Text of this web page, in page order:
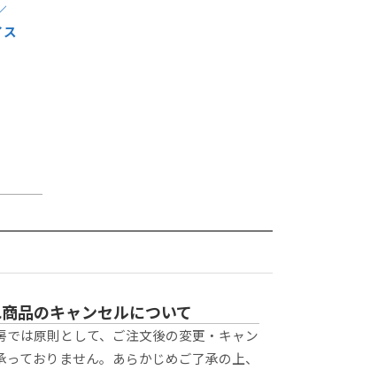
品のキャンセルについて
では原則として、ご注文後の変更・キャン
っておりません。あらかじめご了承の上、